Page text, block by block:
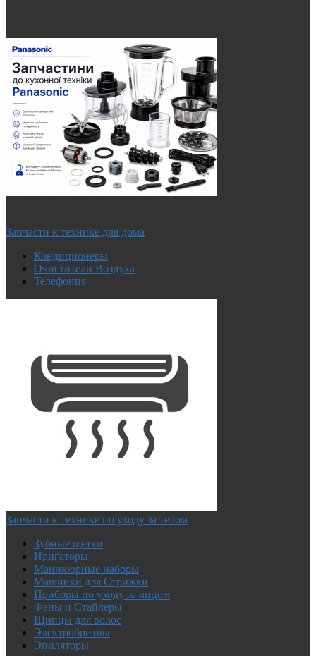
Запчасти к технике для дома
Кондиционеры
Очистители Воздуха
Телефония
Запчасти к технике по уходу за телом
Зубные щетки
Иригаторы
Маникюрные наборы
Машинки для Стрижки
Приборы по уходу за лицом
Фены и Стайлеры
Щипцы для волос
Электробритвы
Эпиляторы